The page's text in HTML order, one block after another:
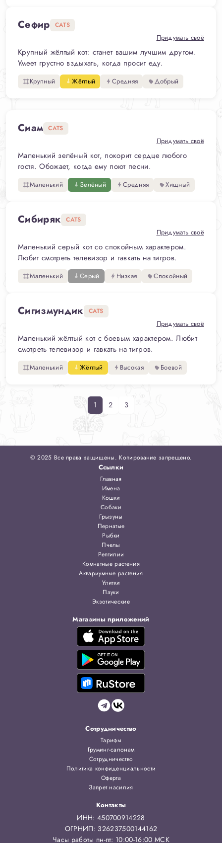
Сефир CATS
Придумать своё
Крупный жёлтый кот: станет вашим лучшим другом.
Умеет грустно вздыхать, когда просит еду.
Крупный Жёлтый Средняя Добрый
Сиам CATS
Придумать своё
Маленький зелёный кот, покорит сердце любого
гостя. Обожает, когда ему поют песни.
Маленький Зелёный Средняя Хищный
Сибиряк CATS
Придумать своё
Маленький серый кот со спокойным характером.
Любит смотреть телевизор и гавкать на тигров.
Маленький Серый Низкая Спокойный
Сигизмундик CATS
Придумать своё
Маленький жёлтый кот с боевым характером. Любит
смотреть телевизор и гавкать на тигров.
Маленький Жёлтый Высокая Боевой
1 2 3
© 2025 Все права защищены. Копирование запрещено.
Ссылки
Главная
Имена
Кошки
Собаки
Грызуны
Пернатые
Рыбки
Пчелы
Рептилии
Комнатные растения
Аквариумные растения
Улитки
Пауки
Экзотические
Магазины приложений
Сотрудничество
Тарифы
Груминг-салонам
Сотрудничество
Политика конфиденциальности
Оферта
Запрет насилия
Контакты
ИНН: 450700914228
ОГРНИП: 326237500144162
Часы работы пн-пт: 10:00-16:00 МСК